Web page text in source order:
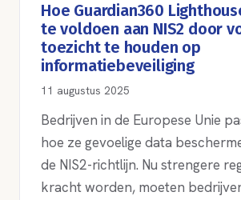
Hoe Guardian360
te voldoen aan NIS2 door
toezicht te houden op
informatiebeveiliging
11 augustus 2025
Bedrijven in de Europese Unie
hoe ze gevoelige data
de NIS2-richtlijn. Nu strengere
kracht worden, moeten